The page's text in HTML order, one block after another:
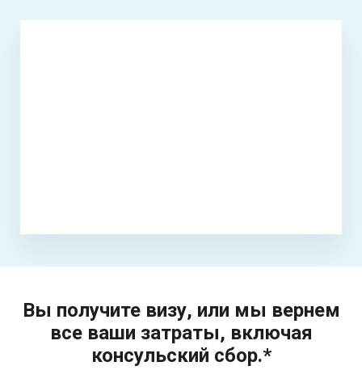
Вы получите визу, или мы вернем
все ваши затраты, включая
консульский сбор.*